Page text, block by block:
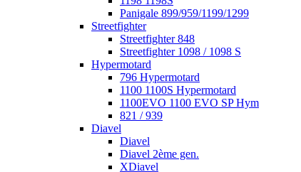
Panigale 899/959/1199/1299
Streetfighter
Streetfighter 848
Streetfighter 1098 / 1098 S
Hypermotard
796 Hypermotard
1100 1100S Hypermotard
1100EVO 1100 EVO SP Hym
821 / 939
Diavel
Diavel
Diavel 2ème gen.
XDiavel